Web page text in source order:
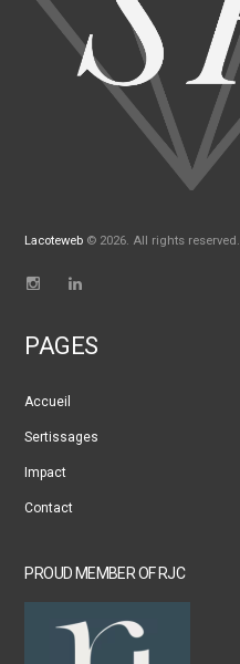
Lacoteweb © 2026. All rights reserved.
PAGES
Accueil
Sertissages
Impact
Contact
PROUD MEMBER OF RJC